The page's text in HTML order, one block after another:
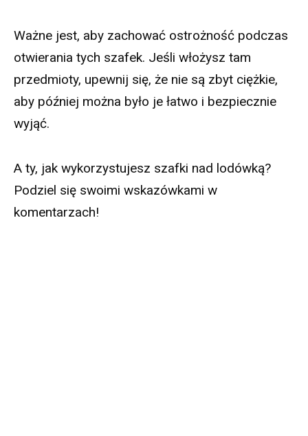
Ważne jest, aby zachować ostrożność podczas
otwierania tych szafek. Jeśli włożysz tam
przedmioty, upewnij się, że nie są zbyt ciężkie,
aby później można było je łatwo i bezpiecznie
wyjąć.
A ty, jak wykorzystujesz szafki nad lodówką?
Podziel się swoimi wskazówkami w
komentarzach!